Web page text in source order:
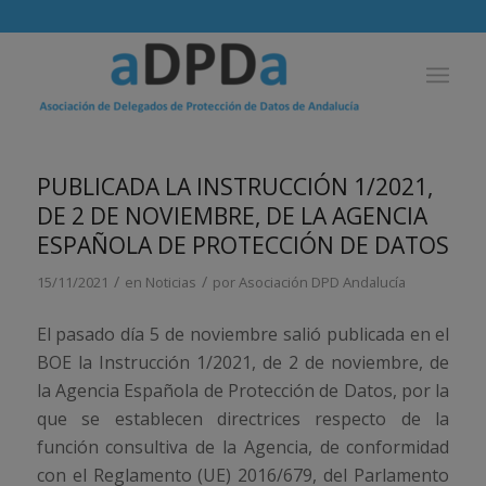
PUBLICADA LA INSTRUCCIÓN 1/2021,
DE 2 DE NOVIEMBRE, DE LA AGENCIA
ESPAÑOLA DE PROTECCIÓN DE DATOS
15/11/2021 / en Noticias / porAsociación DPD Andalucía
El pasado día 5 de noviembre salió publicada en el
BOE la Instrucción 1/2021, de 2 de noviembre, de
la Agencia Española de Protección de Datos, por la
que se establecen directrices respecto de la
función consultiva de la Agencia, de conformidad
con el Reglamento (UE) 2016/679, del Parlamento